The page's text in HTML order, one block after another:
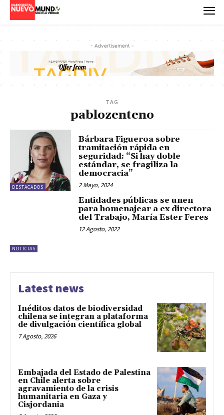
- Advertisement -
TAG
pablozenteno
DESTACADOS
Bárbara Figueroa sobre
tramitación rápida en
seguridad: “Si hay doble
estándar, se fragiliza la
democracia”
2 Mayo, 2024
NOTICIAS
Entidades públicas se unen
para homenajear a ex directora
del Trabajo, María Ester Feres
12 Agosto, 2022
Latest news
Inéditos datos de biodiversidad
chilena se integran a plataforma
de divulgación científica global
7 Agosto, 2026
Embajada del Estado de Palestina
en Chile alerta sobre
agravamiento de la crisis
humanitaria en Gaza y
Cisjordania